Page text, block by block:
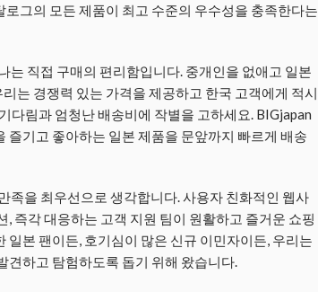
그의 모든 제품이 최고 수준의 우수성을 충족한다는
는 직접 구매의 편리함입니다. 중개인을 없애고 일본
는 경쟁력 있는 가격을 제공하고 한국 고객에게 적시
다림과 엄청난 배송비에 작별을 고하세요. BIGjapan
즐기고 좋아하는 일본 제품을 문앞까지 빠르게 배송
족을 최우선으로 생각합니다. 사용자 친화적인 웹사
, 즉각 대응하는 고객 지원 팀이 원활하고 즐거운 쇼핑
일본 팬이든, 호기심이 많은 신규 이민자이든, 우리는
견하고 탐험하도록 돕기 위해 왔습니다.